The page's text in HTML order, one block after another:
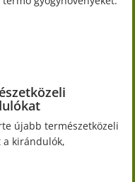
újabb természetközeli
a kirándulók,